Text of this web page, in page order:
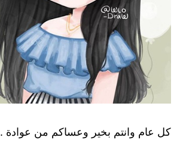
كل عام وانتم بخير وعساكم من عوادة .